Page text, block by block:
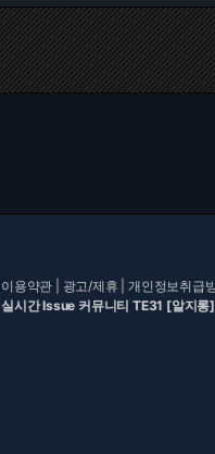
이용약관 광고/제휴 |개인정보취급
실시간 Issue 커뮤니티 TE31 [알지